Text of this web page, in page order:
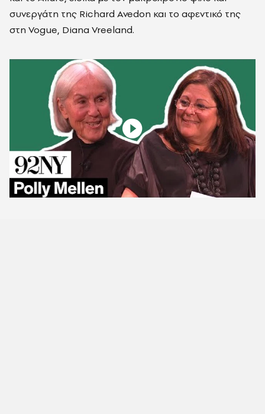
συνεργάτη της Richard Avedon και το αφεντικό της
στη Vogue, Diana Vreeland.